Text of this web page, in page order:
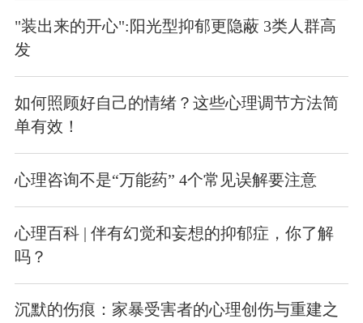
"装出来的开心":阳光型抑郁更隐蔽 3类人群高
发
如何照顾好自己的情绪？这些心理调节方法简
单有效！
心理咨询不是“万能药” 4个常见误解要注意
心理百科 | 伴有幻觉和妄想的抑郁症，你了解
吗？
沉默的伤痕：家暴受害者的心理创伤与重建之